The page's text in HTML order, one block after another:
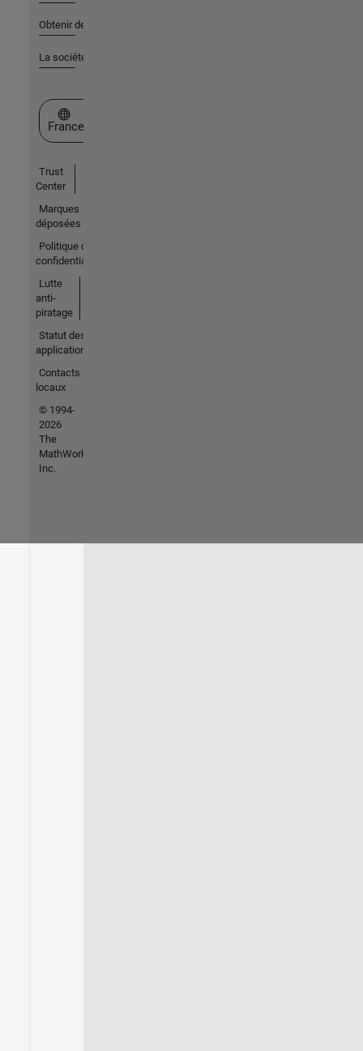
Obtenir de l'aide
La société
Sélectionner un site web
France
Trust
Center
Marques
déposées
Politique de
confidentialité
Lutte
anti-
piratage
Statut des
applications
Contacts
locaux
© 1994-
2026
The
MathWorks,
Inc.